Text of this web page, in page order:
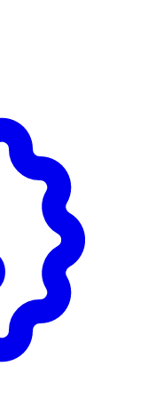
varierad kost.
små barn.
6 TSK
18 g